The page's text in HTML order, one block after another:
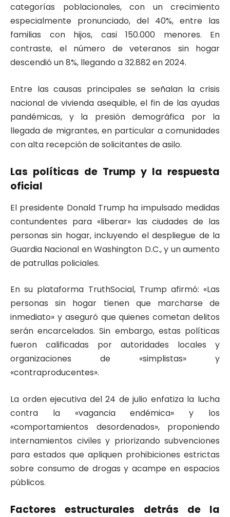
categorías poblacionales, con un crecimiento
especialmente pronunciado, del 40%, entre las
familias con hijos, casi 150.000 menores. En
contraste, el número de veteranos sin hogar
descendió un 8%, llegando a 32.882 en 2024.
Entre las causas principales se señalan la crisis
nacional de vivienda asequible, el fin de las ayudas
pandémicas, y la presión demográfica por la
llegada de migrantes, en particular a comunidades
con alta recepción de solicitantes de asilo.
Las políticas de Trump y la respuesta
oficial
El presidente Donald Trump ha impulsado medidas
contundentes para «liberar» las ciudades de las
personas sin hogar, incluyendo el despliegue de la
Guardia Nacional en Washington D.C., y un aumento
de patrullas policiales.
En su plataforma TruthSocial, Trump afirmó: «Las
personas sin hogar tienen que marcharse de
inmediato» y aseguró que quienes cometan delitos
serán encarcelados. Sin embargo, estas políticas
fueron calificadas por autoridades locales y
organizaciones de «simplistas» y
«contraproducentes».
La orden ejecutiva del 24 de julio enfatiza la lucha
contra la «vagancia endémica» y los
«comportamientos desordenados», proponiendo
internamientos civiles y priorizando subvenciones
para estados que apliquen prohibiciones estrictas
sobre consumo de drogas y acampe en espacios
públicos.
Factores estructurales detrás de la